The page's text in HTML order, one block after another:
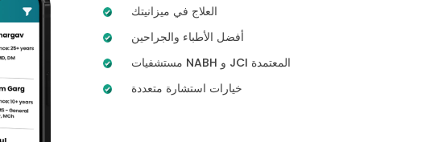
العلاج في ميزانيتك
أفضل الأطباء والجراحين
مستشفيات NABH و JCI المعتمدة
خيارات استشارة متعددة